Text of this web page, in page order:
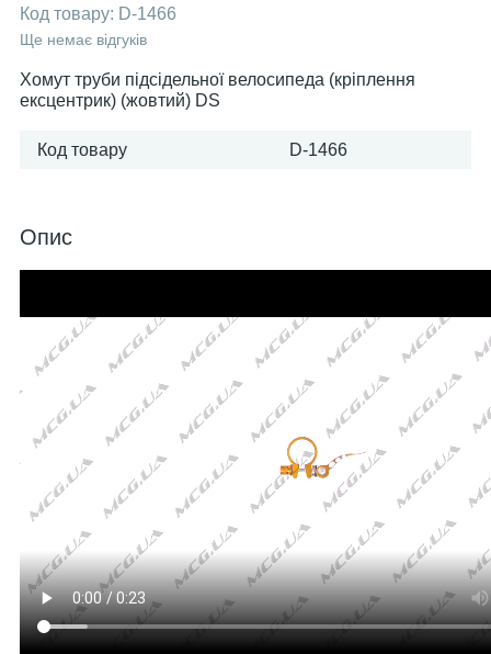
Код товару: D-1466
Ще немає відгуків
Хомут труби підсідельної велосипеда (кріплення
ексцентрик) (жовтий) DS
Код товару D-1466
Опис